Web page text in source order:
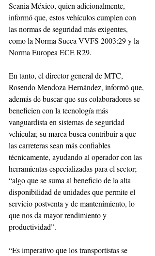
Scania México, quien adicionalmente,
informó que, estos vehículos cumplen con
las normas de seguridad más exigentes,
como la Norma Sueca VVFS 2003:29 y la
Norma Europea ECE R29.
En tanto, el director general de MTC,
Rosendo Mendoza Hernández, informó que,
además de buscar que sus colaboradores se
beneficien con la tecnología más
vanguardista en sistemas de seguridad
vehicular, su marca busca contribuir a que
las carreteras sean más confiables
técnicamente, ayudando al operador con las
herramientas especializadas para el sector;
“algo que se suma al beneficio de la alta
disponibilidad de unidades que permite el
servicio postventa y de mantenimiento, lo
que nos da mayor rendimiento y
productividad”.
“Es imperativo que los transportistas se